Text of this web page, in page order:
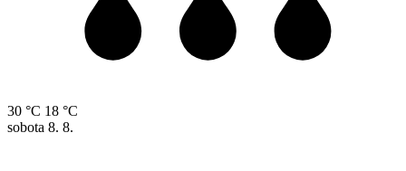
30 °C 18 °C
sobota 8. 8.